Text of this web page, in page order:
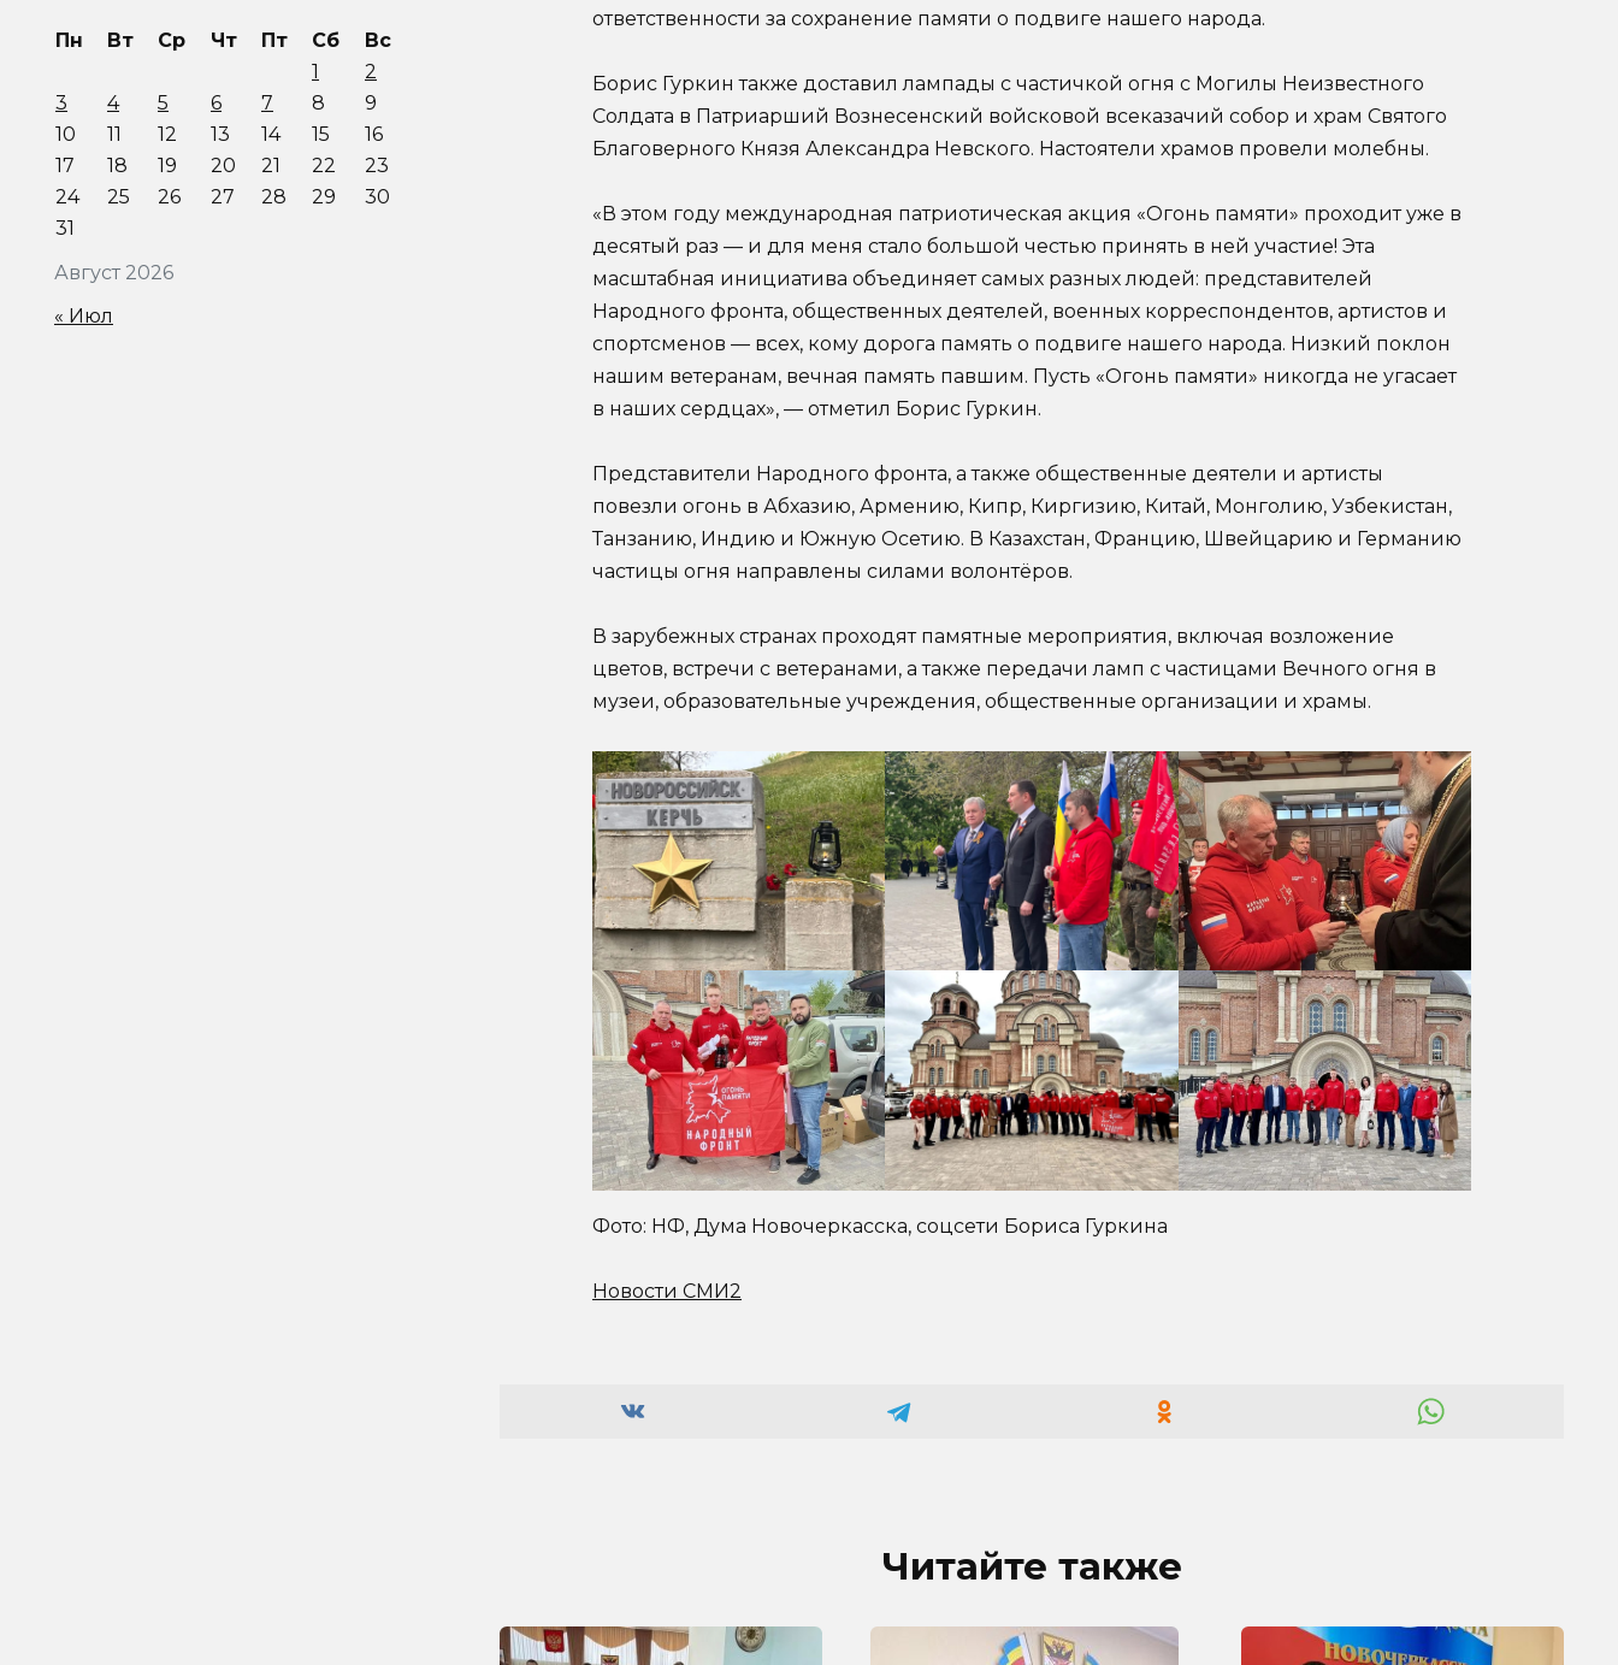
ответственности за сохранение памяти о подвиге нашего народа.
Борис Гуркин также доставил лампады с частичкой огня с Могилы Неизвестного
Солдата в Патриарший Вознесенский войсковой всеказачий собор и храм Святого
Благоверного Князя Александра Невского. Настоятели храмов провели молебны.
«В этом году международная патриотическая акция «Огонь памяти» проходит уже в
десятый раз — и для меня стало большой честью принять в ней участие! Эта
масштабная инициатива объединяет самых разных людей: представителей
Народного фронта, общественных деятелей, военных корреспондентов, артистов и
спортсменов — всех, кому дорога память о подвиге нашего народа. Низкий поклон
нашим ветеранам, вечная память павшим. Пусть «Огонь памяти» никогда не угасает
в наших сердцах», — отметил Борис Гуркин.
Представители Народного фронта, а также общественные деятели и артисты
повезли огонь в Абхазию, Армению, Кипр, Киргизию, Китай, Монголию, Узбекистан,
Танзанию, Индию и Южную Осетию. В Казахстан, Францию, Швейцарию и Германию
частицы огня направлены силами волонтёров.
В зарубежных странах проходят памятные мероприятия, включая возложение
цветов, встречи с ветеранами, а также передачи ламп с частицами Вечного огня в
музеи, образовательные учреждения, общественные организации и храмы.
Фото: НФ, Дума Новочеркасска, соцсети Бориса Гуркина
Новости СМИ2
Читайте также
Август 2026
Пн Вт Ср Чт Пт Сб
Вс
1
2
3
4 5 6 7 8
9
10
11 12 13 14 15
16
17
18 19 20 21 22
23
24
25 26 27 28 29
30
31
« Июл